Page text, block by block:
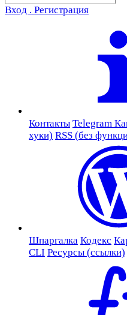
Вход . Регистрация
Контакты Telegram
хуки) RSS (без
Шпаргалка Кодекс
CLI Ресурсы (ссылки)